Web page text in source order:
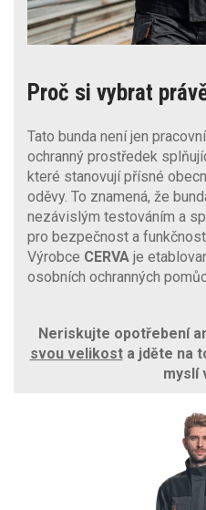
Proč si vybrat
Tato bunda není jen
ochranný prostředek
které stanovují přísné
oděvy. To znamená, že
nezávislým testováním a
pro bezpečnost a funkčnost
Výrobce CERVA je
osobních ochranných
Neriskujte opotřebení
svou velikosta jděte na
myslí